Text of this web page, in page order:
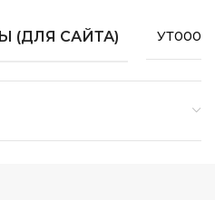
(ДЛЯ САЙТА)